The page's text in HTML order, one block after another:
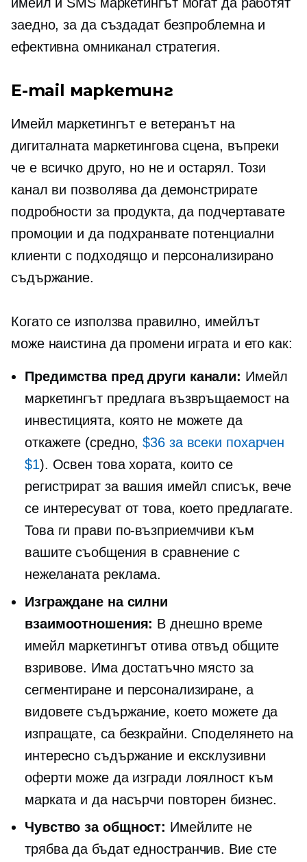
заедно, за да създадат безпроблемна и
ефективна омниканал стратегия.
E-mail маркетинг
Имейл маркетингът е ветеранът на
дигиталната маркетингова сцена, въпреки
че е всичко друго, но не и остарял. Този
канал ви позволява да демонстрирате
подробности за продукта, да подчертавате
промоции и да подхранвате потенциални
клиенти с подходящо и персонализирано
съдържание.
Когато се използва правилно, имейлът
може наистина да промени играта и ето как:
Предимства пред други канали: Имейл
маркетингът предлага възвръщаемост на
инвестицията, която не можете да
откажете (средно,$36 за всеки похарчен
$1). Освен това хората, които се
регистрират за вашия имейл списък, вече
се интересуват от това, което предлагате.
Това ги прави по-възприемчиви към
вашите съобщения в сравнение с
нежеланата реклама.
Изграждане на силни
взаимоотношения: В днешно време
имейл маркетингът отива отвъд общите
взривове. Има достатъчно място за
сегментиране и персонализиране, а
видовете съдържание, което можете да
изпращате, са безкрайни. Споделянето на
интересно съдържание и ексклузивни
оферти може да изгради лоялност към
марката и да насърчи повторен бизнес.
Чувство за общност: Имейлите не
трябва да бъдатедностранчив. Вие сте